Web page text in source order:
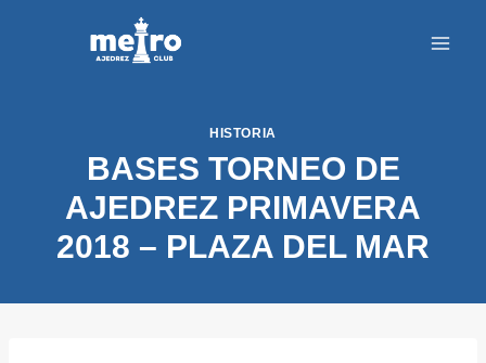
HISTORIA
BASES TORNEO DE
AJEDREZ PRIMAVERA
2018 – PLAZA DEL MAR